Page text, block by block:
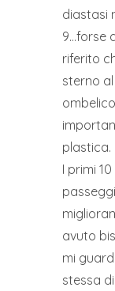
diastasi
9…forse
riferito
sterno
plastica.
I primi
avuto
mi
stessa